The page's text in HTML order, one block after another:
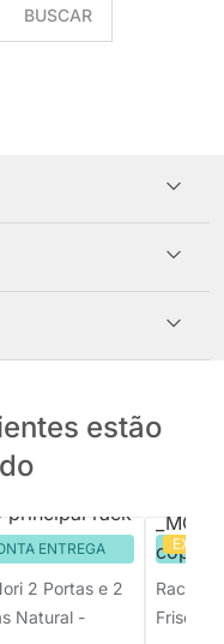
BUSCAR
estão
ENTREGA
2 Portas e 2
Natural -
Rack
Frisos